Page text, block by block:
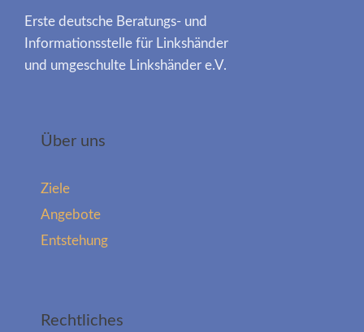
Erste deutsche Beratungs- und
Informationsstelle für Linkshänder
und umgeschulte Linkshänder e.V.
Über uns
Ziele
Angebote
Entstehung
Rechtliches